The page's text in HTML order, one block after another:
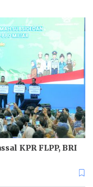
KPR FLPP, BRI